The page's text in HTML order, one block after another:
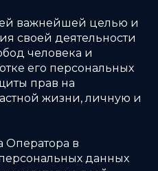
важнейшей целью и
своей деятельности
человека и
его персональных
прав на
жизни, личную и
Оператора в
данных